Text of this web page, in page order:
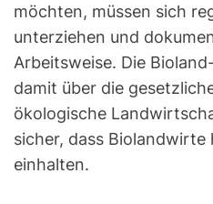
möchten, müssen sich
unterziehen und
Arbeitsweise. Die
damit über die
ökologische
sicher, dass
einhalten.